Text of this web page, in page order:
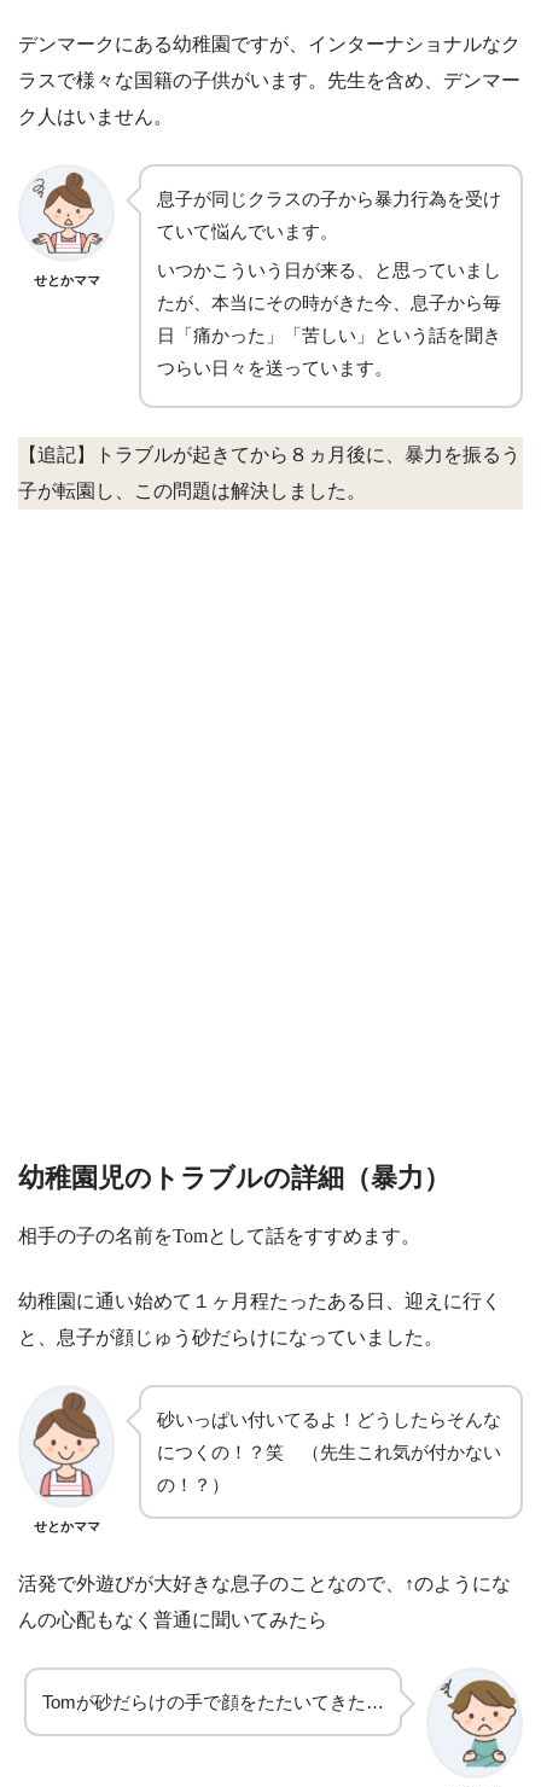
デンマークにある幼稚園ですが、インターナショナルなク
ラスで様々な国籍の子供がいます。先生を含め、デンマー
ク人はいません。
せとかママ
息子が同じクラスの子から暴力行為を受け
ていて悩んでいます。
いつかこういう日が来る、と思っていまし
たが、本当にその時がきた今、息子から毎
日「痛かった」「苦しい」という話を聞き
つらい日々を送っています。
【追記】トラブルが起きてから８ヵ月後に、暴力を振るう
子が転園し、この問題は解決しました。
幼稚園児のトラブルの詳細（暴力）
相手の子の名前をTomとして話をすすめます。
幼稚園に通い始めて１ヶ月程たったある日、迎えに行く
と、息子が顔じゅう砂だらけになっていました。
せとかママ
砂いっぱい付いてるよ！どうしたらそんな
につくの！？笑 （先生これ気が付かない
の！？）
活発で外遊びが大好きな息子のことなので、↑のようにな
んの心配もなく普通に聞いてみたら
Tomが砂だらけの手で顔をたたいてきた…